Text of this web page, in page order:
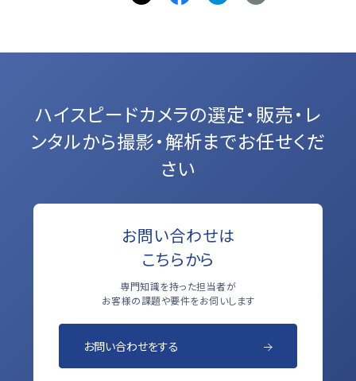
ハイスピードカメラの選定・販売・レ
ンタルから撮影・解析までお任せくだ
さい
お問い合わせは
こちらから
専門知識を持った担当者が
お客様の課題や要件をお伺いします
お問い合わせをする